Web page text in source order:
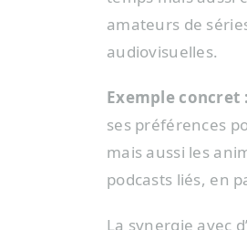
amateurs de
audiovisuelles.
Exemple concret :
ses préférences
mais aussi les
podcasts liés, en
La synergie avec